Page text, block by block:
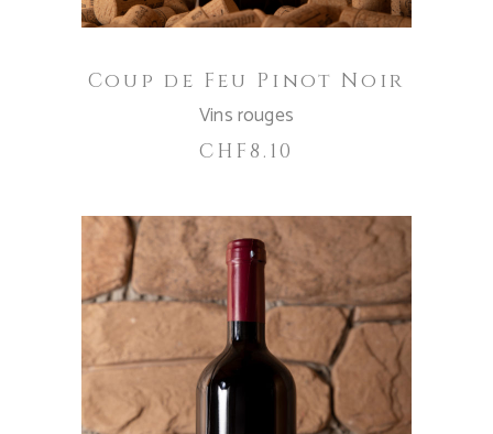
Coup de Feu Pinot Noir
Vins rouges
CHF8.10